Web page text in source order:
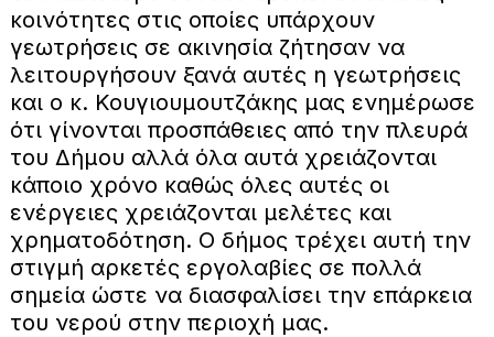
κοινότητες στις οποίες υπάρχουν
γεωτρήσεις σε ακινησία ζήτησαν να
λειτουργήσουν ξανά αυτές η γεωτρήσεις
και ο κ. Κουγιουμουτζάκης μας ενημέρωσε
ότι γίνονται προσπάθειες από την πλευρά
του Δήμου αλλά όλα αυτά χρειάζονται
κάποιο χρόνο καθώς όλες αυτές οι
ενέργειες χρειάζονται μελέτες και
χρηματοδότηση. Ο δήμος τρέχει αυτή την
στιγμή αρκετές εργολαβίες σε πολλά
σημεία ώστε να διασφαλίσει την επάρκεια
του νερού στην περιοχή μας.